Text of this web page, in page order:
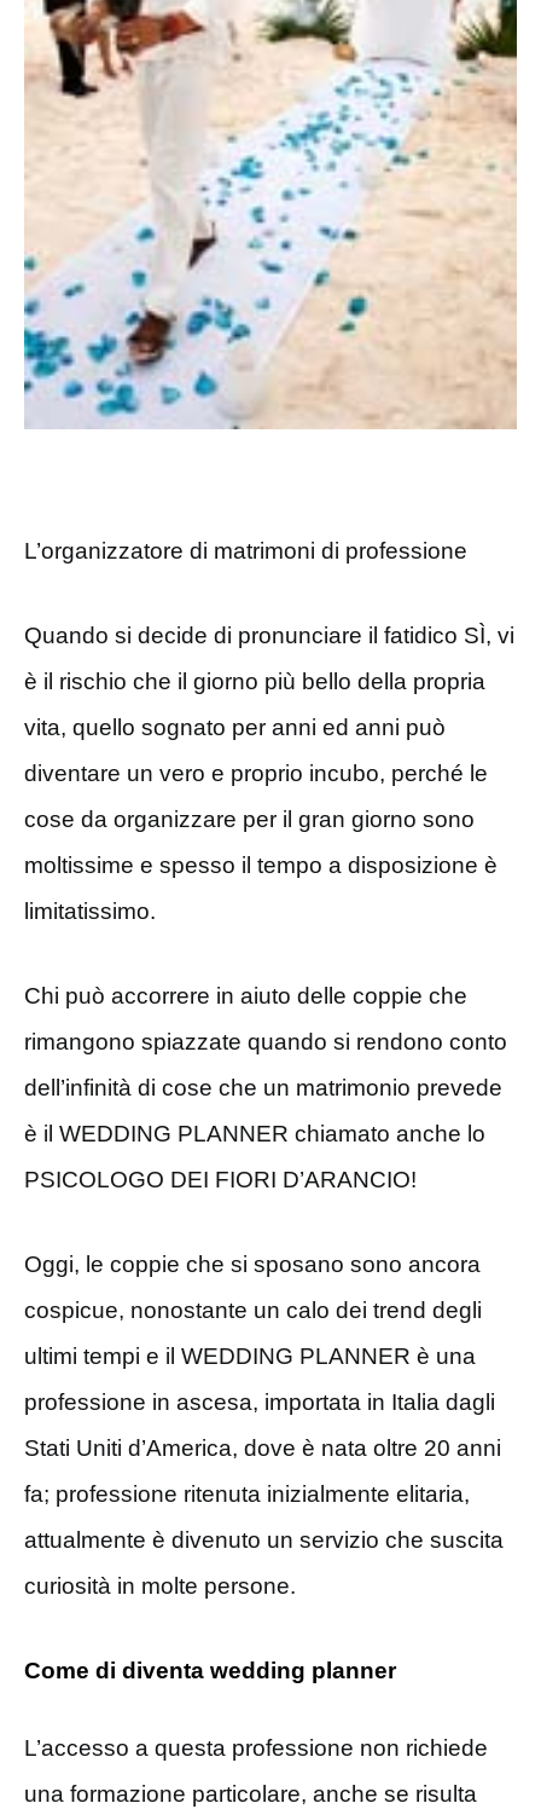
L’organizzatore di matrimoni di professione
Quando si decide di pronunciare il fatidico SÌ, vi
è il rischio che il giorno più bello della propria
vita, quello sognato per anni ed anni può
diventare un vero e proprio incubo, perché le
cose da organizzare per il gran giorno sono
moltissime e spesso il tempo a disposizione è
limitatissimo.
Chi può accorrere in aiuto delle coppie che
rimangono spiazzate quando si rendono conto
dell’infinità di cose che un matrimonio prevede
è il WEDDING PLANNER chiamato anche lo
PSICOLOGO DEI FIORI D’ARANCIO!
Oggi, le coppie che si sposano sono ancora
cospicue, nonostante un calo dei trend degli
ultimi tempi e il WEDDING PLANNER è una
professione in ascesa, importata in Italia dagli
Stati Uniti d’America, dove è nata oltre 20 anni
fa; professione ritenuta inizialmente elitaria,
attualmente è divenuto un servizio che suscita
curiosità in molte persone.
Come di diventa wedding planner
L’accesso a questa professione non richiede
una formazione particolare, anche se risulta